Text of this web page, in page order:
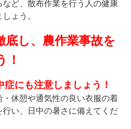
ど、散布作業を行う人の健康
ょう。
し、農作業事故を
！
症にも注意しましょう！
休憩や通気性の良い衣服の着
い、日中の暑さに備えてくだ